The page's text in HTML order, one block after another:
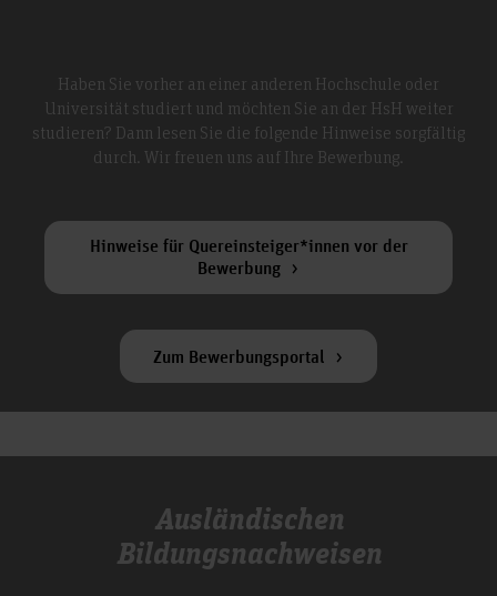
Haben Sie vorher an einer anderen Hochschule oder
Universität studiert und möchten Sie an der HsH weiter
studieren? Dann lesen Sie die folgende Hinweise sorgfältig
durch. Wir freuen uns auf Ihre Bewerbung.
Hinweise für Quereinsteiger*innen vor der
Bewerbung
Zum Bewerbungsportal
Ausländischen
Bildungsnachweisen